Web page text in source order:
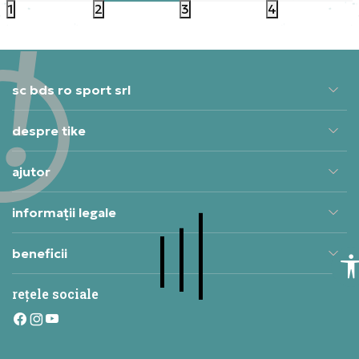
1 2 3 4
sc bds ro sport srl
despre tike
ajutor
informații legale
beneficii
rețele sociale